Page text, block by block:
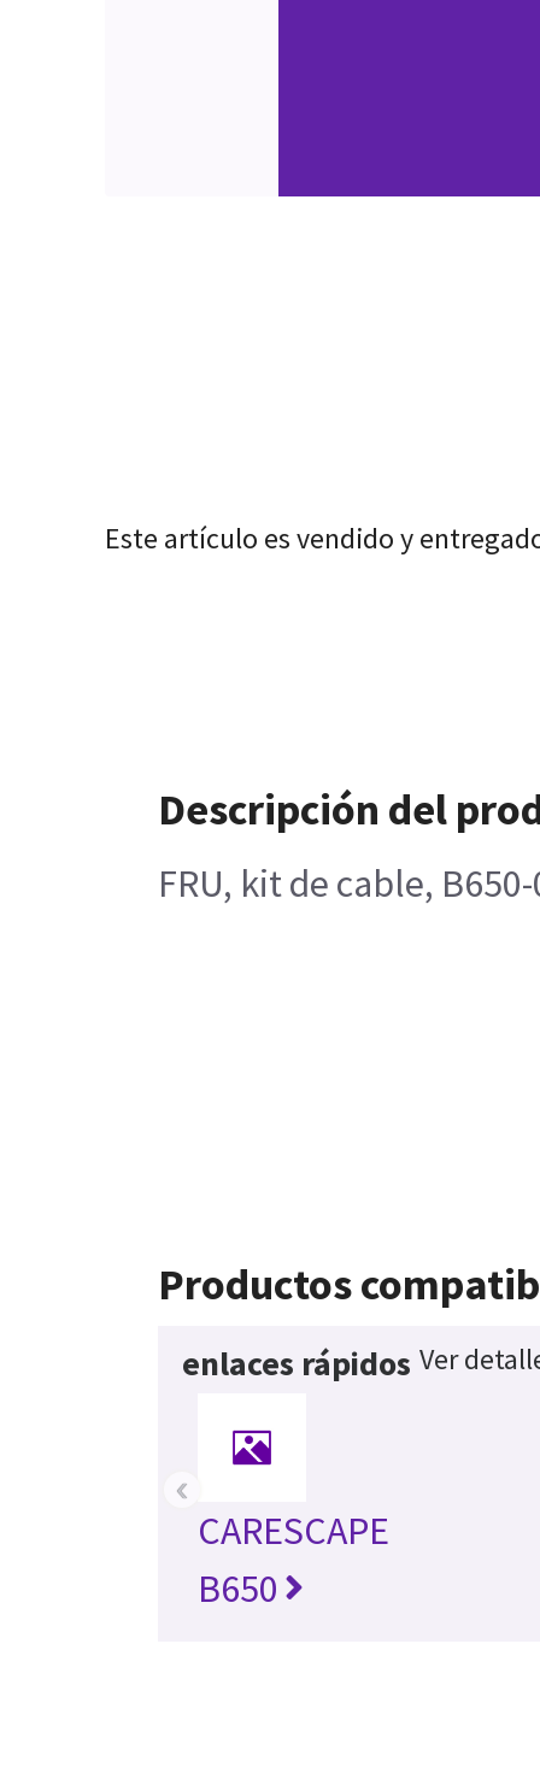
Este artículo es vendido y
Descripción del
FRU, kit de cable,
Productos
enlaces rápidos Ver
CARESCAPE
B650
‹